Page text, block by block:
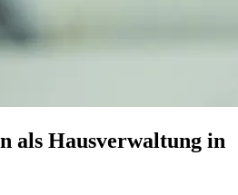
als Hausverwaltung in